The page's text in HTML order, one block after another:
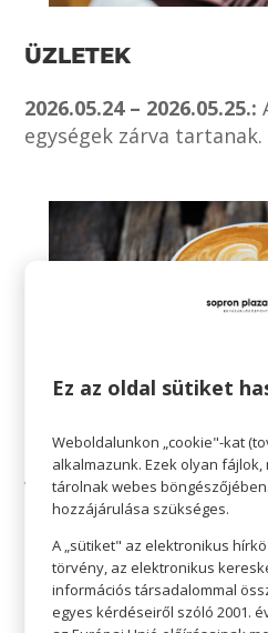
ÜZLETEK
2026.05.24 – 2026.05.25.:
egységek zárva tartanak.
VENDÉGLÁTÓ/
EGYSÉGEK
2026.05.24 – 2026.05.25.:
Ez az oldal sütiket
Weboldalunkon „cookie"-kat
alkalmazunk. Ezek olyan
tárolnak webes
hozzájárulása szükséges.
A „sütiket" az elektronikus
törvény, az elektronikus
információs társadalommal
egyes kérdéseiről szóló 2001.